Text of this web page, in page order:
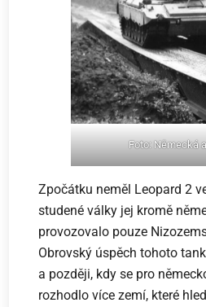
Foto: Německá
Zpočátku neměl Leopard 2
studené války jej kromě
provozovalo pouze
Obrovský úspěch tohoto
a později, kdy se pro
rozhodlo více zemí, které